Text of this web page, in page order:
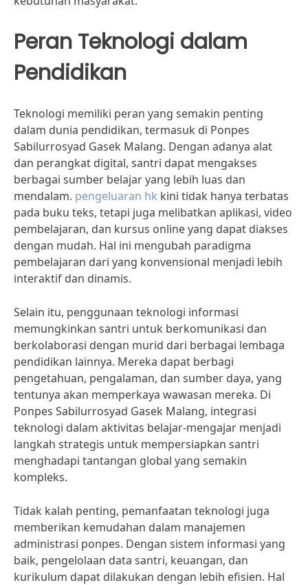
Peran Teknologi dalam
Pendidikan
Teknologi memiliki peran yang semakin penting
dalam dunia pendidikan, termasuk di Ponpes
Sabilurrosyad Gasek Malang. Dengan adanya alat
dan perangkat digital, santri dapat mengakses
berbagai sumber belajar yang lebih luas dan
mendalam. pengeluaran hk kini tidak hanya terbatas
pada buku teks, tetapi juga melibatkan aplikasi, video
pembelajaran, dan kursus online yang dapat diakses
dengan mudah. Hal ini mengubah paradigma
pembelajaran dari yang konvensional menjadi lebih
interaktif dan dinamis.
Selain itu, penggunaan teknologi informasi
memungkinkan santri untuk berkomunikasi dan
berkolaborasi dengan murid dari berbagai lembaga
pendidikan lainnya. Mereka dapat berbagi
pengetahuan, pengalaman, dan sumber daya, yang
tentunya akan memperkaya wawasan mereka. Di
Ponpes Sabilurrosyad Gasek Malang, integrasi
teknologi dalam aktivitas belajar-mengajar menjadi
langkah strategis untuk mempersiapkan santri
menghadapi tantangan global yang semakin
kompleks.
Tidak kalah penting, pemanfaatan teknologi juga
memberikan kemudahan dalam manajemen
administrasi ponpes. Dengan sistem informasi yang
baik, pengelolaan data santri, keuangan, dan
kurikulum dapat dilakukan dengan lebih efisien. Hal